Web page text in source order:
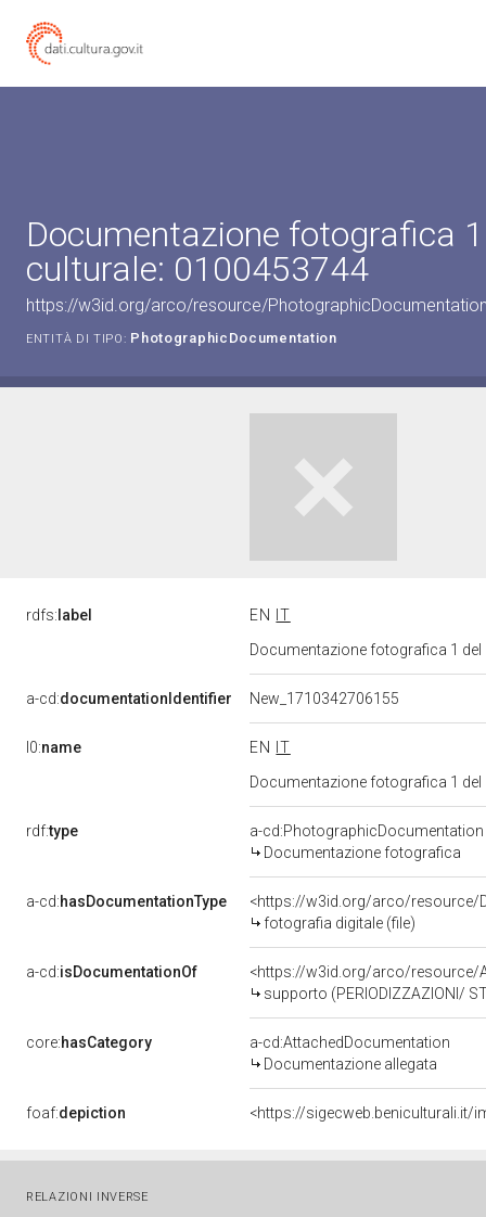
Documentazione fotografica
culturale: 0100453744
https://w3id.org/arco/resource/
ENTITÀ DI TIPO: PhotographicDocumentation
rdfs: label EN
IT
Documentazione fotografica 1
a-cd:documentationIdentifier New_1710342706155
l0:name EN
IT
Documentazione fotografica 1
rdf:type
a-cd:PhotographicDocumentation
Documentazione fotografica
a-cd:hasDocumentationType
<https://w3id.org/arco/resource/
fotografia digitale (file)
a-cd:isDocumentationOf
<https://w3id.org/arco/resource/
supporto (PERIODIZZAZIONI/
core:hasCategory
a-cd:AttachedDocumentation
Documentazione allegata
foaf:depiction <https://sigecweb.beniculturali.it/
RELAZIONI INVERSE